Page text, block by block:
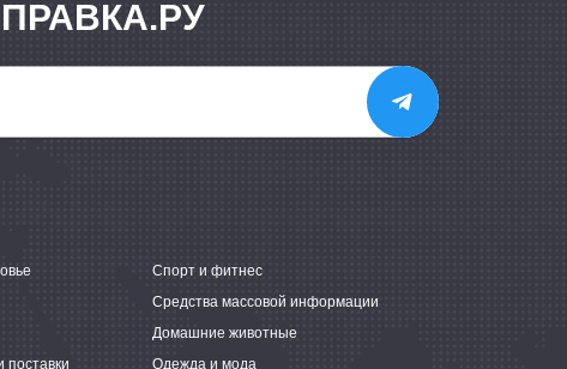
Спорт и фитнес
Средства массовой информации
Домашние животные
поставки Одежда и мода